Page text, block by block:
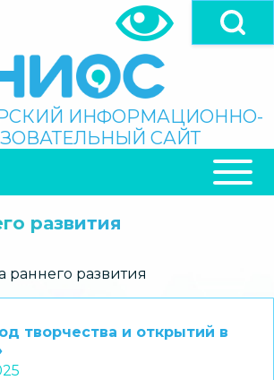
ИНФОРМАЦИОННО-
САЙТ
развития
раннего развития
творчества и открытий в